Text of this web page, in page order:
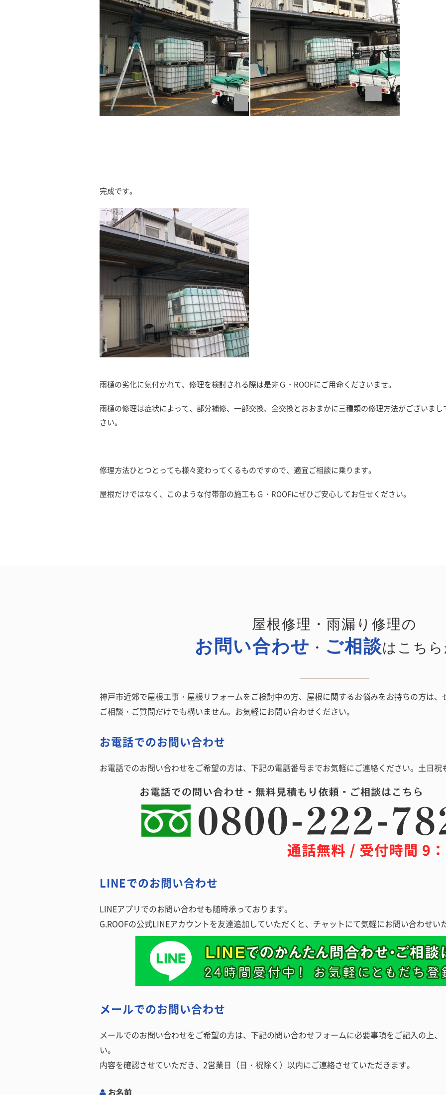
完成です。
雨樋の劣化に気付かれて、修理を検討される際は是非Ｇ・ROOFにご用命くださいませ。
雨樋の修理は症状によって、部分補修、一部交換、全交換とおおまかに三種類の修理方法がございま
さい。
修理方法ひとつとっても様々変わってくるものですので、適宜ご相談に乗ります。
屋根だけではなく、このような付帯部の施工もＧ・ROOFにぜひご安心してお任せください。
屋根修理・雨漏り修理の
お問い合わせ ・ ご相談はこち
神戸市近郊で屋根工事・屋根リフォームをご検討中の方、屋根に関するお悩みをお持ちの方は、
ご相談・ご質問だけでも構いません。お気軽にお問い合わせください。
お電話でのお問い合わせ
お電話でのお問い合わせをご希望の方は、下記の電話番号までお気軽にご連絡ください。土日祝
LINEでのお問い合わせ
LINEアプリでのお問い合わせも随時承っております。
G.ROOFの公式LINEアカウントを友達追加していただくと、チャットにて気軽にお問い合わせい
メールでのお問い合わせ
メールでのお問い合わせをご希望の方は、下記の問い合わせフォームに必要事項をご記入の上
い。
内容を確認させていただき、2営業日（日・祝除く）以内にご連絡させていただきます。
お名前